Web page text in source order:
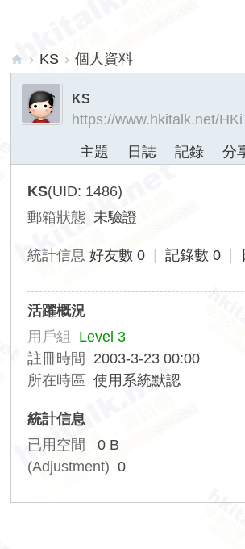
hk
lk.
› KS › 個人資料
KS
https://www.hkitalk.net/
主題
日誌 記錄 分
KS(UID: 1486)
郵箱狀態 未驗證
統計信息 好友數 0 記錄數 0
活躍概況
用戶組 Level 3
註冊時間
2003-3-23 00:00
所在時區
使用系統默認
統計信息
已用空間
0 B
(Adjustment) 0